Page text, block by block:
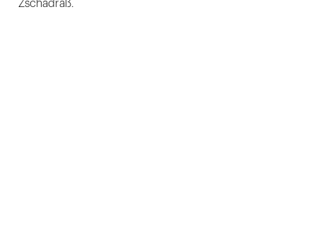
Zschadraß.